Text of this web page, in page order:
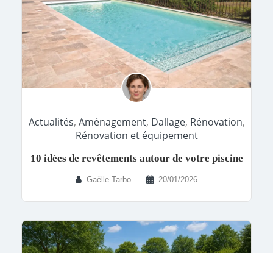
Actualités, Aménagement, Dallage, Rénovation,
Rénovation et équipement
10 idées de revêtements autour de votre piscine
Gaëlle Tarbo 20/01/2026